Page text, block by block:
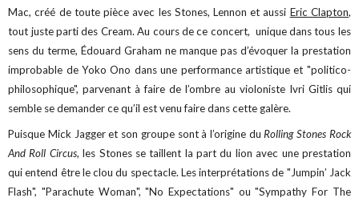
Mac, créé de toute pièce avec les Stones, Lennon et aussi Eric Clapton,
tout juste parti des Cream. Au cours de ce concert, unique dans tous les
sens du terme, Édouard Graham ne manque pas d’évoquer la prestation
improbable de Yoko Ono dans une performance artistique et "politico-
philosophique", parvenant à faire de l’ombre au violoniste Ivri Gitlis qui
semble se demander ce qu’il est venu faire dans cette galère.
Puisque Mick Jagger et son groupe sont à l’origine du Rolling Stones Rock
And Roll Circus, les Stones se taillent la part du lion avec une prestation
qui entend être le clou du spectacle. Les interprétations de "Jumpin’ Jack
Flash", "Parachute Woman", "No Expectations" ou "Sympathy For The